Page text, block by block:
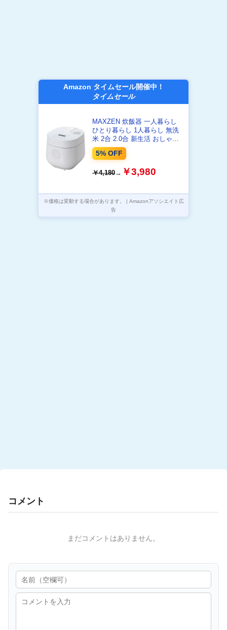
Amazon タイムセール開催中！
タイムセール
MAXZEN 炊飯器 一人暮らし
ひとり暮らし 1人暮らし 無洗
米 2合 2.0合 新生活 おしゃれ
二人暮らし 2人暮らし 早炊き
ミニライスクッカー フッ素内
合炊き ミニ キッチン家電 炊飯
5% OFF
￥4,180→ ￥3,980
※価格は変動する場合があります。 | Amazonアソシエイト広
告
コメント
まだコメントはありません。